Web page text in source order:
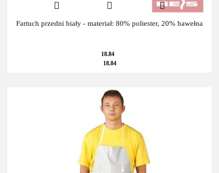
Fartuch przedni biały - materiał: 80% poliester, 20% bawełna
18.84
18.84